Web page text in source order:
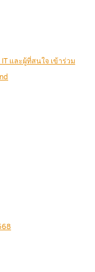
และผู้ที่สนใจ เข้าร่วม